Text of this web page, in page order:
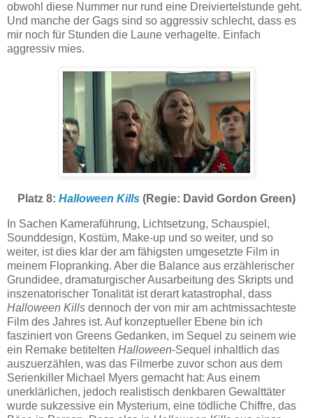
obwohl diese Nummer nur rund eine Dreiviertelstunde geht.
Und manche der Gags sind so aggressiv schlecht, dass es
mir noch für Stunden die Laune verhagelte. Einfach
aggressiv mies.
Platz 8: Halloween Kills (Regie: David Gordon Green)
In Sachen Kameraführung, Lichtsetzung, Schauspiel,
Sounddesign, Kostüm, Make-up und so weiter, und so
weiter, ist dies klar der am fähigsten umgesetzte Film in
meinem Flopranking. Aber die Balance aus erzählerischer
Grundidee, dramaturgischer Ausarbeitung des Skripts und
inszenatorischer Tonalität ist derart katastrophal, dass
Halloween Kills dennoch der von mir am achtmissachteste
Film des Jahres ist. Auf konzeptueller Ebene bin ich
fasziniert von Greens Gedanken, im Sequel zu seinem wie
ein Remake betitelten Halloween-Sequel inhaltlich das
auszuerzählen, was das Filmerbe zuvor schon aus dem
Serienkiller Michael Myers gemacht hat: Aus einem
unerklärlichen, jedoch realistisch denkbaren Gewalttäter
wurde sukzessive ein Mysterium, eine tödliche Chiffre, das